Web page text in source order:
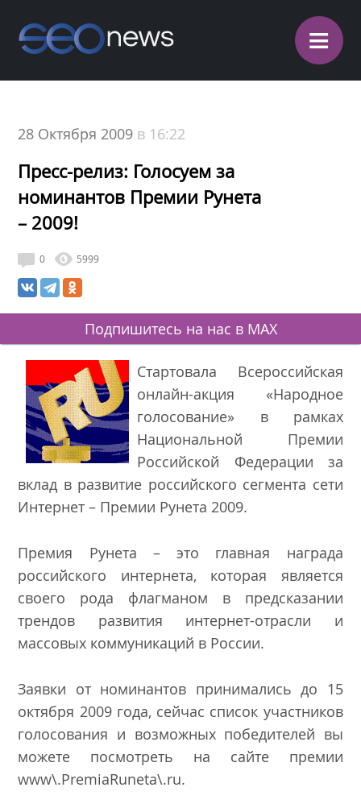
≡
28 Октября 2009 в 16:22
Пресс-релиз: Голосуем за
номинантов Премии Рунета
– 2009!
0 5999
Подпишитесь на нас в MAX
Стартовала Всероссийская
онлайн-акция «Народное
голосование» в рамках
Национальной Премии
Российской Федерации за
вклад в развитие российского сегмента сети
Интернет – Премии Рунета 2009.
Премия Рунета – это главная награда
российского интернета, которая является
своего рода флагманом в предсказании
трендов развития интернет-отрасли и
массовых коммуникаций в России.
Заявки от номинантов принимались до 15
октября 2009 года, сейчас список участников
голосования и возможных победителей вы
можете посмотреть на сайте премии
www\.PremiaRuneta\.ru.